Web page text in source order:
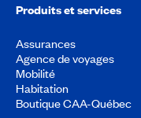
Produits et services
Assurances
Agence de voyages
Mobilité
Habitation
Boutique CAA-Québec